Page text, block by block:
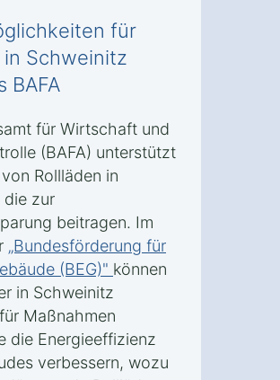
für
in Schweinitz
BAFA
für Wirtschaft und
(BAFA) unterstützt
Rollläden in
die zur
beitragen. Im
„Bundesförderung für
(BEG)" können
in Schweinitz
Maßnahmen
die Energieeffizienz
verbessern, wozu